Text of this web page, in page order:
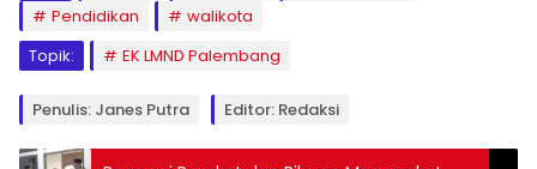
Pendidikan
walikota
Topik:
EK LMND Palembang
Penulis: Janes Putra Editor: Redaksi